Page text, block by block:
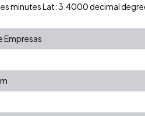
minutes Lat: 3.4000 decimal
Empresas